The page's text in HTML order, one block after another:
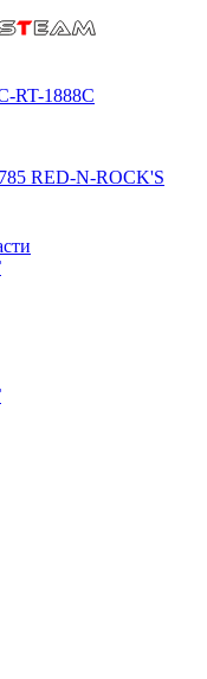
RT-1888C
RED-N-ROCK'S